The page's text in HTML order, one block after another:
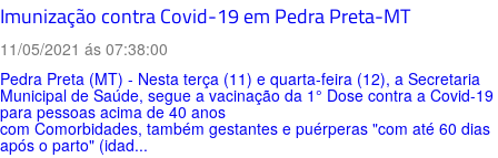
Imunização contra Covid-19 em Pedra Preta-MT
11/05/2021 ás 07:38:00
Pedra Preta (MT) - Nesta terça (11) e quarta-feira (12), a Secretaria
Municipal de Saúde, segue a vacinação da 1° Dose contra a Covid-19
para pessoas acima de 40 anos
com Comorbidades, também gestantes e puérperas "com até 60 dias
após o parto" (idad...